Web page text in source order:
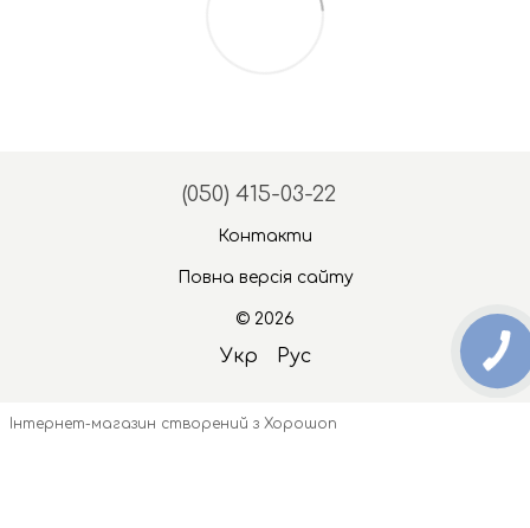
(050) 415-03-22
Контакти
Повна версія сайту
© 2026
Укр Рус
Інтернет-магазин створений з Хорошоп